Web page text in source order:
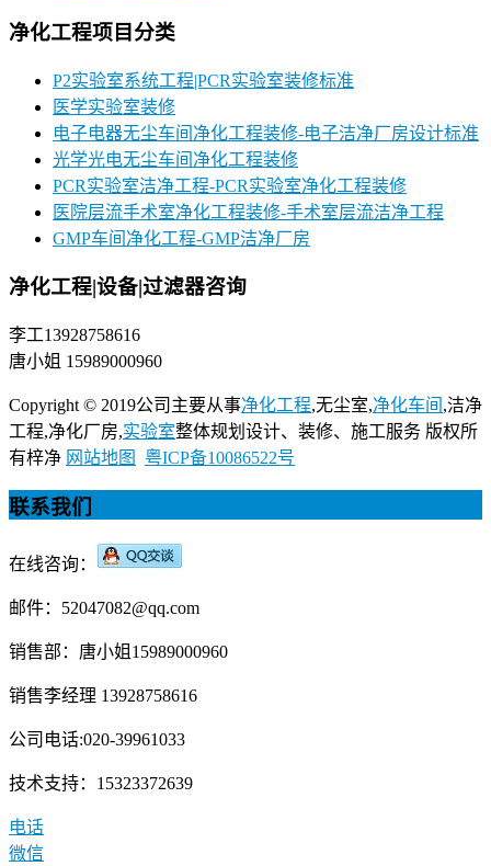
净化工程项目分类
P2实验室系统工程|PCR实验室装修标准
医学实验室装修
电子电器无尘车间净化工程装修-电子洁净厂房设计标准
光学光电无尘车间净化工程装修
PCR实验室洁净工程-PCR实验室净化工程装修
医院层流手术室净化工程装修-手术室层流洁净工程
GMP车间净化工程-GMP洁净厂房
净化工程|设备|过滤器咨询
李工13928758616
唐小姐 15989000960
Copyright © 2019公司主要从事净化工程,无尘室,净化车间 ,洁净
工程,净化厂房,实验室整体规划设计、装修、施工服务 版权所
有梓净 网站地图 粤ICP备10086522号
联系我们
在线咨询：
邮件：52047082@qq.com
销售部：唐小姐15989000960
销售李经理 13928758616
公司电话:020-39961033
技术支持：15323372639
电话
微信